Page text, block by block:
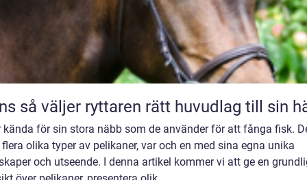
Träns så väljer ryttaren rätt huvudlag till sin
kända för sin stora näbb som de använder för att fånga fisk.
olika typer av pelikaner, var och en med sina egna unika
och utseende. I denna artikel kommer vi att ge en